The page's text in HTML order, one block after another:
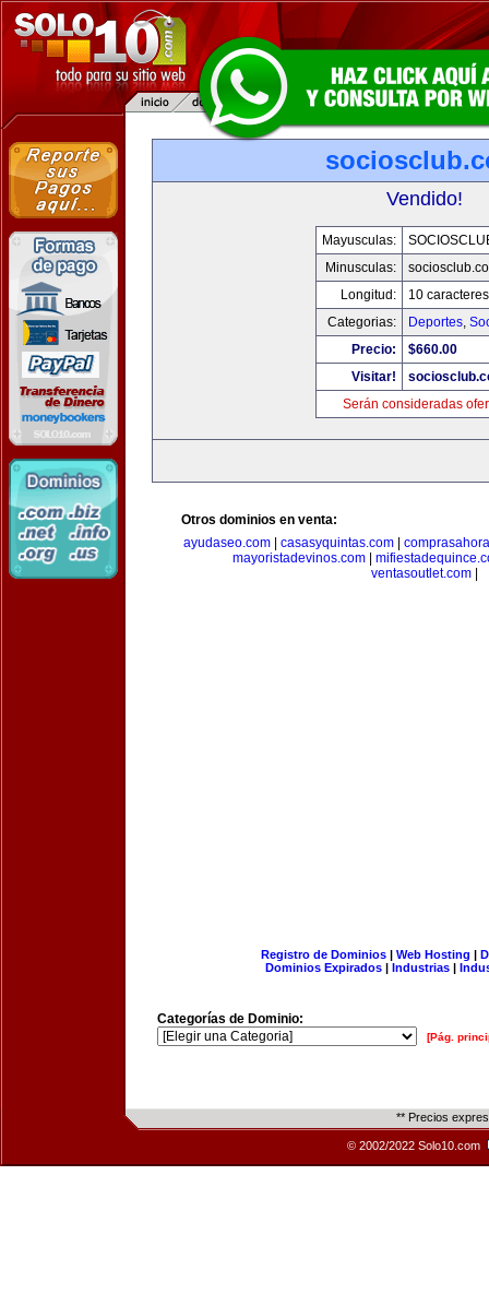
Vendido!
Mayusculas:
Minusculas:
Longitud:
10 caracteres
Categorias:
Deportes,
Precio:
$660.00
Visitar!
Serán consideradas
Otros dominios en venta:
ayudaseo.com
casasyquintas.com
mayoristadevinos.com
ventasoutlet.com
Registro de Dominios| Web Hosting |
Dominios Expirados | Industrias |
Categorías de Dominio:
[Pág.
** Precios
© 2002/2022 Solo10.com